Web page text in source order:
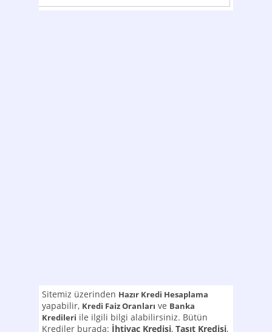
Sitemiz üzerinden Hazır Kredi Hesaplama
yapabilir, Kredi Faiz Oranları ve Banka
Kredileri ile ilgili bilgi alabilirsiniz. Bütün
Krediler burada: İhtiyaç Kredisi, Taşıt Kredisi,